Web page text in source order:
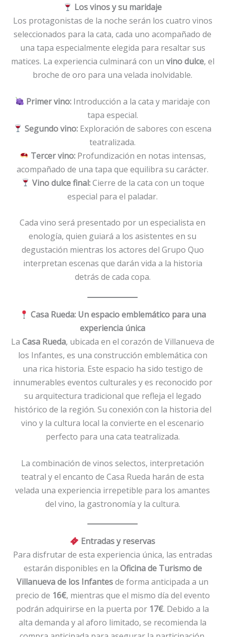
Los vinos y su maridaje
Los protagonistas de la noche serán los cuatro vinos
seleccionados para la cata, cada uno acompañado de
una tapa especialmente elegida para resaltar sus
matices. La experiencia culminará con un vino dulce, el
broche de oro para una velada inolvidable.
Primer vino: Introducción a la cata y maridaje con
tapa especial.
Segundo vino: Exploración de sabores con escena
teatralizada.
Tercer vino:Profundización en notas intensas,
acompañado de una tapa que equilibra su carácter.
Vino dulce final:Cierre de la cata con un toque
especial para el paladar.
Cada vino será presentado por un especialista en
enología, quien guiará a los asistentes en su
degustación mientras los actores del Grupo Quo
interpretan escenas que darán vida a la historia
detrás de cada copa.
Casa Rueda: Un espacio emblemático para una
experiencia única
La Casa Rueda, ubicada en el corazón de Villanueva de
los Infantes, es una construcción emblemática con
una rica historia. Este espacio ha sido testigo de
innumerables eventos culturales y es reconocido por
su arquitectura tradicional que refleja el legado
histórico de la región. Su conexión con la historia del
vino y la cultura local la convierte en el escenario
perfecto para una cata teatralizada.
La combinación de vinos selectos, interpretación
teatral y el encanto de Casa Rueda harán de esta
velada una experiencia irrepetible para los amantes
del vino, la gastronomía y la cultura.
Entradas y reservas
Para disfrutar de esta experiencia única, las entradas
estarán disponibles en la Oficina de Turismo de
Villanueva de los Infantesde forma anticipada a un
precio de 16€, mientras que el mismo día del evento
podrán adquirirse en la puerta por 17€. Debido a la
alta demanda y al aforo limitado, se recomienda la